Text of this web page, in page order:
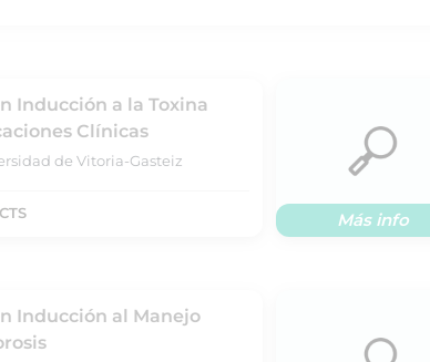
Inducción a la Toxina
Clínicas
de Vitoria-Gasteiz
Más info
Inducción al Manejo